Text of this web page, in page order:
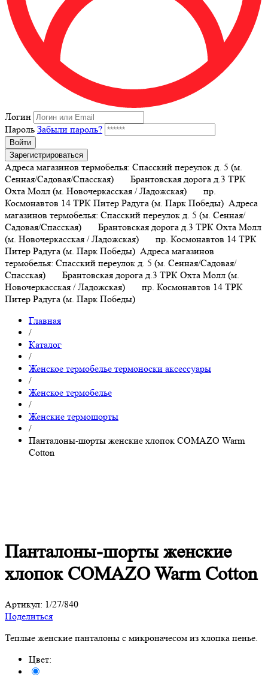
Логин
Пароль Забыли пароль?
Войти
Зарегистрироваться
Адреса магазинов термобелья: Спасский переулок д. 5 (м.
Сенная/Садовая/Спасская) Брантовская дорога д.3 ТРК
Охта Молл (м. Новочеркасская / Ладожская) пр.
Космонавтов 14 ТРК Питер Радуга (м. Парк Победы) Адреса
магазинов термобелья: Спасский переулок д. 5 (м. Сенная/
Садовая/Спасская) Брантовская дорога д.3 ТРК Охта Молл
(м. Новочеркасская / Ладожская) пр. Космонавтов 14 ТРК
Питер Радуга (м. Парк Победы) Адреса магазинов
термобелья: Спасский переулок д. 5 (м. Сенная/Садовая/
Спасская) Брантовская дорога д.3 ТРК Охта Молл (м.
Новочеркасская / Ладожская) пр. Космонавтов 14 ТРК
Питер Радуга (м. Парк Победы)
Главная
/
Каталог
/
Женское термобелье термоноски аксессуары
/
Женское термобелье
/
Женские термошорты
/
Панталоны-шорты женские хлопок COMAZO Warm
Cotton
Панталоны-шорты женские
хлопок COMAZO Warm Cotton
Артикул: 1/27/840
Поделиться
Теплые женские панталоны с микроначесом из хлопка пенье.
Цвет: